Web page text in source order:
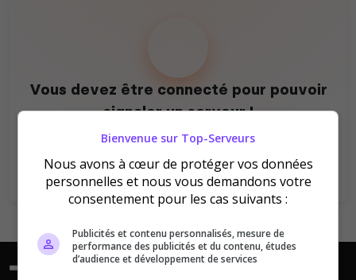
Squad
Neverwinter
Nights
Vous devez être connecté pour pouvoir
signaler un serveur !
Se connecter S'inscrire
Bienvenue sur Top-Serveurs
Nous avons à cœur de protéger vos données
personnelles et nous vous demandons votre
consentement pour les cas suivants :
Publicités et contenu personnalisés, mesure de
performance des publicités et du contenu, études
d’audience et développement de services